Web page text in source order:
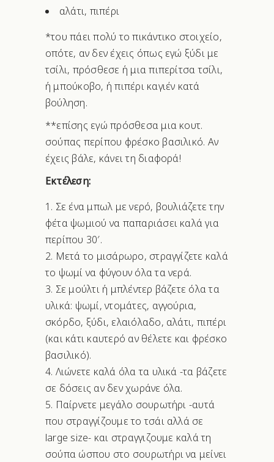
αλάτι, πιπέρι
*του πάει πολύ το πικάντικο στοιχείο,
οπότε, αν δεν έχεις όπως εγώ ξύδι με
τσίλι, πρόσθεσε ή μια πιπερίτσα τσίλι,
ή μπούκοβο, ή πιπέρι καγιέν κατά
βούληση.
**επίσης εγώ πρόσθεσα μια κουτ.
σούπας περίπου φρέσκο βασιλικό. Αν
έχεις βάλε, κάνει τη διαφορά!
Εκτέλεση:
Σε ένα μπωλ με νερό, βουλιάζετε την
φέτα ψωμιού να παπαριάσει καλά για
περίπου 30′.
Μετά το μισάρωρο, στραγγίζετε καλά
το ψωμί να φύγουν όλα τα νερά.
Σε μούλτι ή μπλέντερ βάζετε όλα τα
υλικά: ψωμί, ντομάτες, αγγούρια,
σκόρδο, ξύδι, ελαιόλαδο, αλάτι, πιπέρι
(και κάτι καυτερό αν θέλετε και φρέσκο
βασιλικό).
Λιώνετε καλά όλα τα υλικά -τα βάζετε
σε δόσεις αν δεν χωράνε όλα.
Παίρνετε μεγάλο σουρωτήρι -αυτά
που στραγγίζουμε το τσάι αλλά σε
large size- και στραγγιζουμε καλά τη
σούπα ώσπου στο σουρωτήρι να μείνει